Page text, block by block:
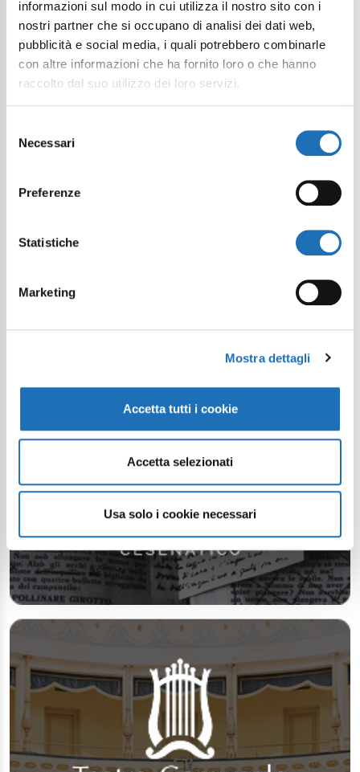
informazioni sul modo in cui utilizza il nostro sito con i
nostri partner che si occupano di analisi dei dati web,
pubblicità e social media, i quali potrebbero combinarle
con altre informazioni che ha fornito loro o che hanno
raccolto dal suo utilizzo dei loro servizi.
delNecessari
Preferenze
Statistiche
Marketing
Mostra dettagli
Accetta tutti i cookie
Accetta selezionati
Usa solo i cookie necessari